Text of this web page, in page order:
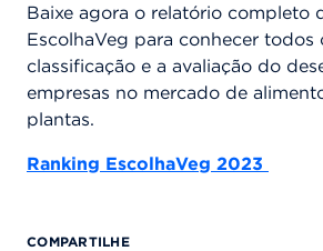
Baixe agora o relatório completo
EscolhaVeg para conhecer todos
classificação e a avaliação do
empresas no mercado de
plantas.
Ranking EscolhaVeg 2023
COMPARTILHE